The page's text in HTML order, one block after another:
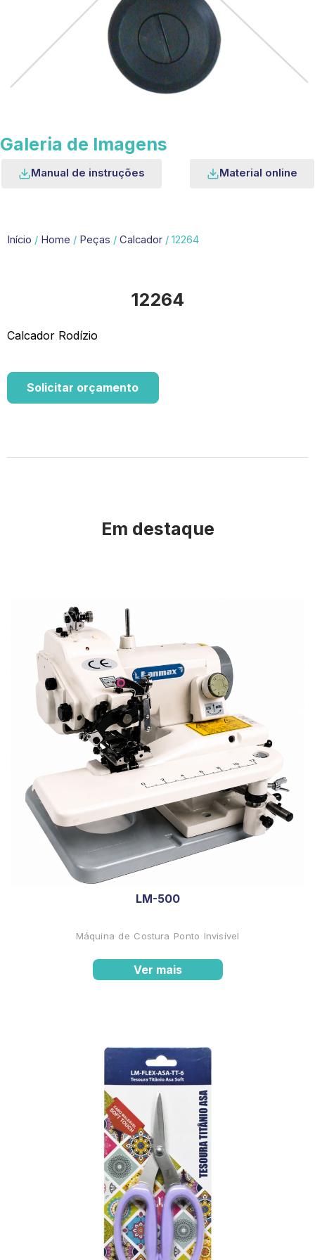
Galeria de Imagens
Manual de instruções Material online
Início / Home / Peças / Calcador / 12264
12264
Calcador Rodízio
Solicitar orçamento
Em destaque
LM-500
Máquina de Costura Ponto Invisível
Ver mais